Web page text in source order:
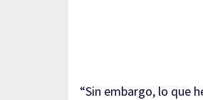
“Sin embargo, lo que